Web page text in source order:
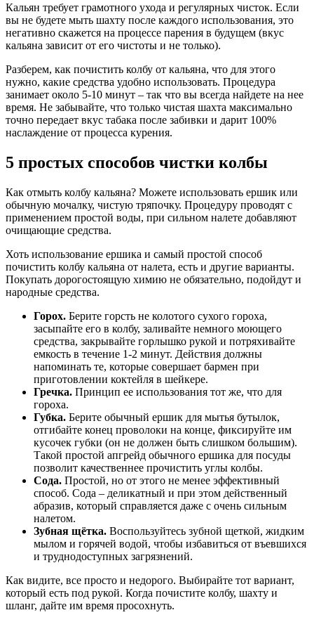
Кальян требует грамотного ухода и регулярных чисток. Если
вы не будете мыть шахту после каждого использования, это
негативно скажется на процессе парения в будущем (вкус
кальяна зависит от его чистоты и не только).
Разберем, как почистить колбу от кальяна, что для этого
нужно, какие средства удобно использовать. Процедура
занимает около 5-10 минут – так что вы всегда найдете на нее
время. Не забывайте, что только чистая шахта максимально
точно передает вкус табака после забивки и дарит 100%
наслаждение от процесса курения.
5 простых способов чистки колбы
Как отмыть колбу кальяна? Можете использовать ершик или
обычную мочалку, чистую тряпочку. Процедуру проводят с
применением простой воды, при сильном налете добавляют
очищающие средства.
Хоть использование ершика и самый простой способ
почистить колбу кальяна от налета, есть и другие варианты.
Покупать дорогостоящую химию не обязательно, подойдут и
народные средства.
Горох. Берите горсть не колотого сухого гороха,
засыпайте его в колбу, заливайте немного моющего
средства, закрывайте горлышко рукой и потряхивайте
емкость в течение 1-2 минут. Действия должны
напоминать те, которые совершает бармен при
приготовлении коктейля в шейкере.
Гречка. Принцип ее использования тот же, что для
гороха.
Губка. Берите обычный ершик для мытья бутылок,
отгибайте конец проволоки на конце, фиксируйте им
кусочек губки (он не должен быть слишком большим).
Такой простой апгрейд обычного ершика для посуды
позволит качественнее прочистить углы колбы.
Сода. Простой, но от этого не менее эффективный
способ. Сода – деликатный и при этом действенный
абразив, который справляется даже с очень сильным
налетом.
Зубная щётка. Воспользуйтесь зубной щеткой, жидким
мылом и горячей водой, чтобы избавиться от въевшихся
и труднодоступных загрязнений.
Как видите, все просто и недорого. Выбирайте тот вариант,
который есть под рукой. Когда почистите колбу, шахту и
шланг, дайте им время просохнуть.